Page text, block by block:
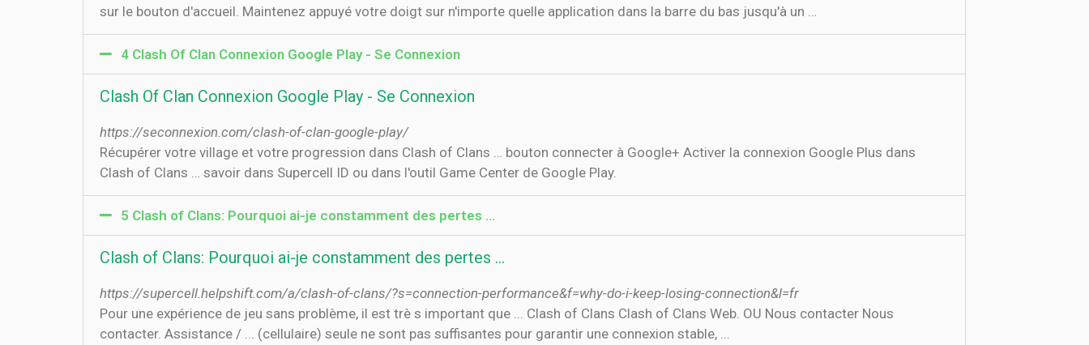
sur le bouton d'accueil. Maintenez appuyé votre doigt sur n'importe quelle application dans la barre du bas jusqu'à un …
4 Clash Of Clan Connexion Google Play - Se Connexion
Clash Of Clan Connexion Google Play - Se Connexion
https://seconnexion.com/clash-of-clan-google-play/
Récupérer votre village et votre progression dans Clash of Clans … bouton connecter à Google+ Activer la connexion Google Plus dans
Clash of Clans … savoir dans Supercell ID ou dans l'outil Game Center de Google Play.
5 Clash of Clans: Pourquoi ai-je constamment des pertes …
Clash of Clans: Pourquoi ai-je constamment des pertes …
https://supercell.helpshift.com/a/clash-of-clans/?s=connection-performance&f=why-do-i-keep-losing-connection&l=fr
Pour une expérience de jeu sans problème, il est trè s important que ... Clash of Clans Clash of Clans Web. OU Nous contacter Nous
contacter. Assistance / ... (cellulaire) seule ne sont pas suffisantes pour garantir une connexion stable, ...